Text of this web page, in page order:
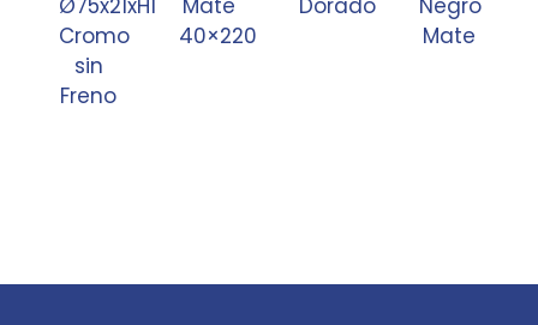
Ø75x21xH100
Cromo
sin
Freno
Mate
40×220
Dorado
Negro
Mate